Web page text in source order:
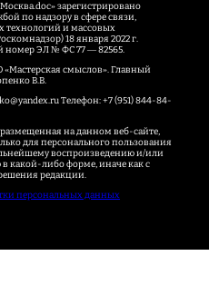
зарегистрировано
по надзору в сфере связи,
и массовых
18 января 2022 г.
номер ЭЛ № ФС 77 — 82565.
смыслов». Главный
В.В.
Телефон: +7 (951) 844-84-
на данном веб-сайте,
для персонального пользования
воспроизведению и/или
какой-либо форме, иначе как с
редакции.
персональных данных